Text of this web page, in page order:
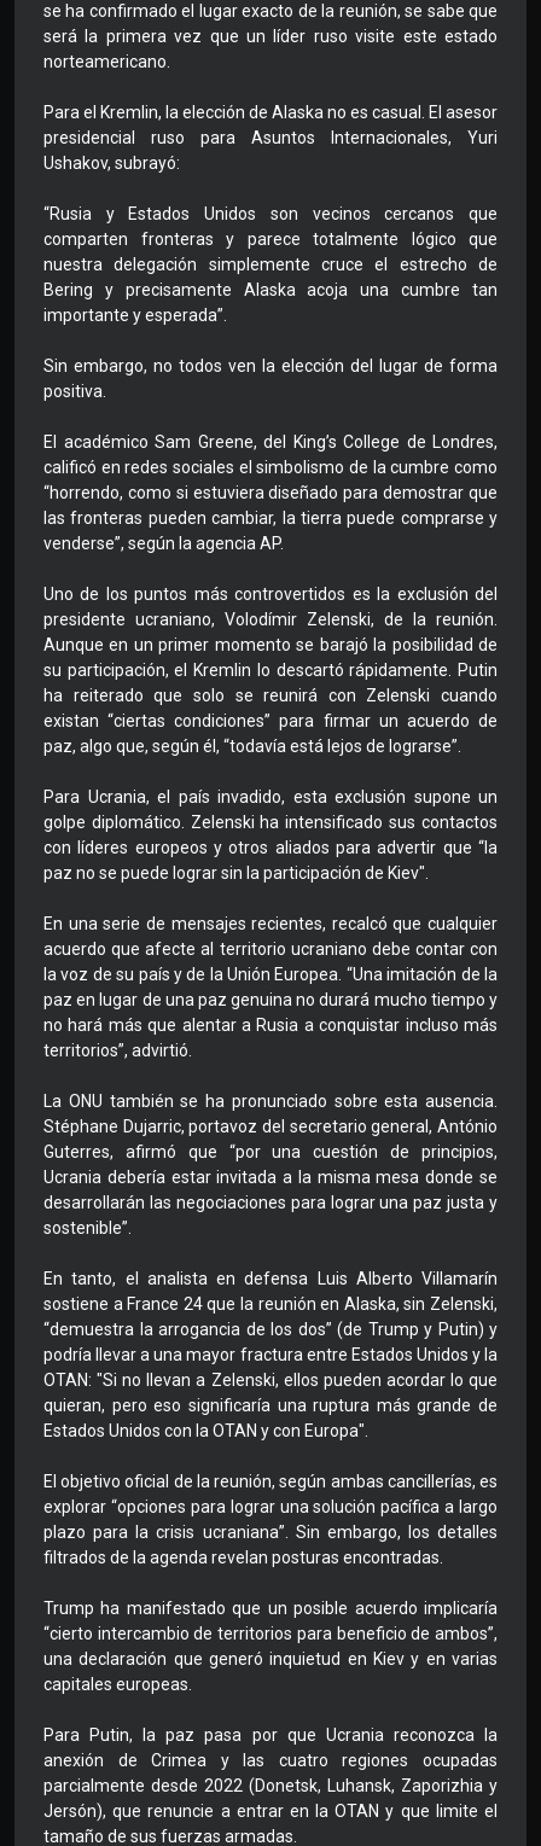
se ha confirmado el lugar exacto de la reunión, se sabe que
será la primera vez que un líder ruso visite este estado
norteamericano.
Para el Kremlin, la elección de Alaska no es casual. El asesor
presidencial ruso para Asuntos Internacionales, Yuri
Ushakov, subrayó:
“Rusia y Estados Unidos son vecinos cercanos que
comparten fronteras y parece totalmente lógico que
nuestra delegación simplemente cruce el estrecho de
Bering y precisamente Alaska acoja una cumbre tan
importante y esperada”.
Sin embargo, no todos ven la elección del lugar de forma
positiva.
El académico Sam Greene, del King’s College de Londres,
calificó en redes sociales el simbolismo de la cumbre como
“horrendo, como si estuviera diseñado para demostrar que
las fronteras pueden cambiar, la tierra puede comprarse y
venderse”, según la agencia AP.
Uno de los puntos más controvertidos es la exclusión del
presidente ucraniano, Volodímir Zelenski, de la reunión.
Aunque en un primer momento se barajó la posibilidad de
su participación, el Kremlin lo descartó rápidamente. Putin
ha reiterado que solo se reunirá con Zelenski cuando
existan “ciertas condiciones” para firmar un acuerdo de
paz, algo que, según él, “todavía está lejos de lograrse”.
Para Ucrania, el país invadido, esta exclusión supone un
golpe diplomático. Zelenski ha intensificado sus contactos
con líderes europeos y otros aliados para advertir que “la
paz no se puede lograr sin la participación de Kiev".
En una serie de mensajes recientes, recalcó que cualquier
acuerdo que afecte al territorio ucraniano debe contar con
la voz de su país y de la Unión Europea. “Una imitación de la
paz en lugar de una paz genuina no durará mucho tiempo y
no hará más que alentar a Rusia a conquistar incluso más
territorios”, advirtió.
La ONU también se ha pronunciado sobre esta ausencia.
Stéphane Dujarric, portavoz del secretario general, António
Guterres, afirmó que “por una cuestión de principios,
Ucrania debería estar invitada a la misma mesa donde se
desarrollarán las negociaciones para lograr una paz justa y
sostenible”.
En tanto, el analista en defensa Luis Alberto Villamarín
sostiene a France 24 que la reunión en Alaska, sin Zelenski,
“demuestra la arrogancia de los dos” (de Trump y Putin) y
podría llevar a una mayor fractura entre Estados Unidos y la
OTAN: "Si no llevan a Zelenski, ellos pueden acordar lo que
quieran, pero eso significaría una ruptura más grande de
Estados Unidos con la OTAN y con Europa".
El objetivo oficial de la reunión, según ambas cancillerías, es
explorar “opciones para lograr una solución pacífica a largo
plazo para la crisis ucraniana”. Sin embargo, los detalles
filtrados de la agenda revelan posturas encontradas.
Trump ha manifestado que un posible acuerdo implicaría
“cierto intercambio de territorios para beneficio de ambos”,
una declaración que generó inquietud en Kiev y en varias
capitales europeas.
Para Putin, la paz pasa por que Ucrania reconozca la
anexión de Crimea y las cuatro regiones ocupadas
parcialmente desde 2022 (Donetsk, Luhansk, Zaporizhia y
Jersón), que renuncie a entrar en la OTAN y que limite el
tamaño de sus fuerzas armadas.